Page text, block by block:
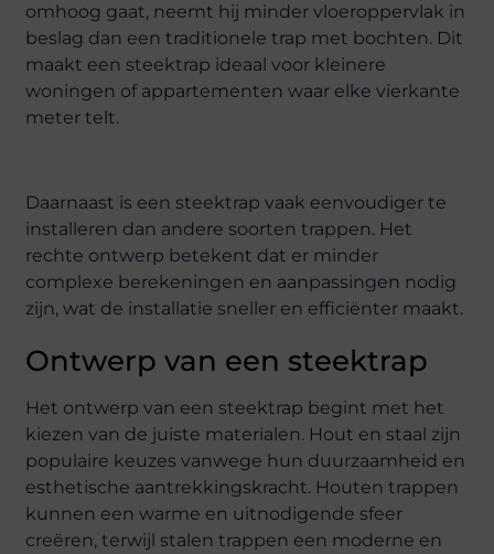
omhoog gaat, neemt hij minder vloeroppervlak in
beslag dan een traditionele trap met bochten. Dit
maakt een steektrap ideaal voor kleinere
woningen of appartementen waar elke vierkante
meter telt.
Daarnaast is een steektrap vaak eenvoudiger te
installeren dan andere soorten trappen. Het
rechte ontwerp betekent dat er minder
complexe berekeningen en aanpassingen nodig
zijn, wat de installatie sneller en efficiënter maakt.
Ontwerp van een steektrap
Het ontwerp van een steektrap begint met het
kiezen van de juiste materialen. Hout en staal zijn
populaire keuzes vanwege hun duurzaamheid en
esthetische aantrekkingskracht. Houten trappen
kunnen een warme en uitnodigende sfeer
creëren, terwijl stalen trappen een moderne en